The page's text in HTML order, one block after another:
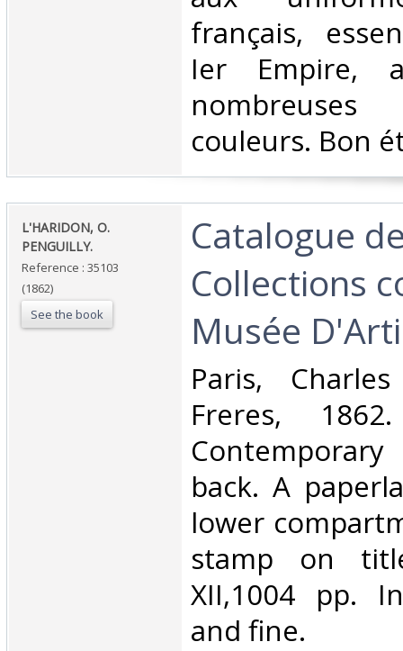
français,
Ier Empire,
couleurs. Bon
‎L'HARIDON, O.
PENGUILLY.‎
Reference : 35103
(1862)
See the book
‎Catalogue
Collections
Musée
‎Paris,
Freres,
back. A
lower
stamp on
XII,1004 pp.
and fine.‎